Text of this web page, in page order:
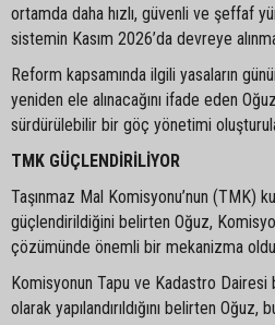
ortamda daha hızlı, güvenli ve şeffaf
sistemin Kasım 2026’da devreye
Reform kapsamında ilgili yasaların
yeniden ele alınacağını ifade eden
sürdürülebilir bir göç yönetimi
TMK GÜÇLENDİRİLİYOR
Taşınmaz Mal Komisyonu’nun (TMK)
güçlendirildiğini belirten Oğuz,
çözümünde önemli bir mekanizma
Komisyonun Tapu ve Kadastro Dairesi
olarak yapılandırıldığını belirten